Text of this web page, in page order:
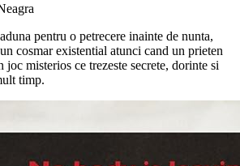
pentru o petrecere inainte de nunta,
cosmar existential atunci cand un prieten
joc misterios ce trezeste secrete, dorinte si
timp.